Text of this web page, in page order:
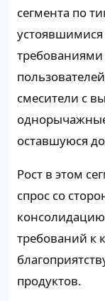
сегмента по
смесители с
оставшуюся
Рост в этом
спрос со
требований к
продуктов.